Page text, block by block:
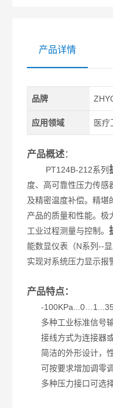
产品详情
品牌
应用领域 医疗
产品概述：
PT124B-212系列
度、高可靠性压力传感
及精密温度补偿。精堪
产品的质量和性能。极
工业过程测量与控制。
能数显仪表（N系列--
实现对系统压力显示报
产品特点：
-
多种工业标准信号
接线方式为连接器
简洁的外形设计，
可按要求增加调零
多种压力接口可选